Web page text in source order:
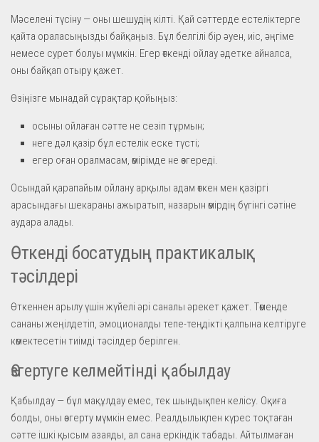
Мәселені түсіну — оны шешудің кілті. Қай сәттерде естеліктерге
қайта ораласыңызды байқаңыз. Бұл белгілі бір әуен, иіс, әңгіме
немесе сурет болуы мүмкін. Егер өткенді ойлау әдетке айналса,
оны байқап отыру қажет.
Өзіңізге мынадай сұрақтар қойыңыз:
осыны ойлаған сәтте не сезіп тұрмын;
неге дәл қазір бұл естелік еске түсті;
егер оған оралмасам, өмірімде не өзгереді.
Осындай қарапайым ойлану арқылы адам өткен мен қазіргі
арасындағы шекараны ажыратып, назарын өмірдің бүгінгі сәтіне
аудара алады.
Өткенді босатудың практикалық
тәсілдері
Өткеннен арылу үшін жүйелі әрі саналы әрекет қажет. Төменде
сананы жеңілдетіп, эмоционалды тепе-теңдікті қалпына келтіруге
көмектесетін тиімді тәсілдер берілген.
Өзгертуге келмейтінді қабылдау
Қабылдау — бұл мақұлдау емес, тек шындықпен келісу. Оқиға
болды, оны өзгерту мүмкін емес. Реалдылықпен күрес тоқтаған
сәтте ішкі қысым азаяды, ал сана еркіндік табады. Айтылмаған